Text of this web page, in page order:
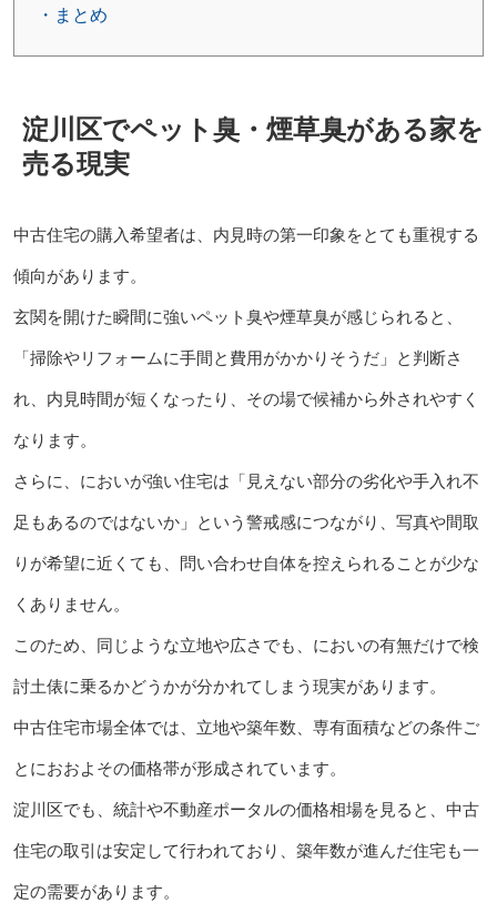
・まとめ
淀川区でペット臭・煙草臭がある家を
売る現実
中古住宅の購入希望者は、内見時の第一印象をとても重視する
傾向があります。
玄関を開けた瞬間に強いペット臭や煙草臭が感じられると、
「掃除やリフォームに手間と費用がかかりそうだ」と判断さ
れ、内見時間が短くなったり、その場で候補から外されやすく
なります。
さらに、においが強い住宅は「見えない部分の劣化や手入れ不
足もあるのではないか」という警戒感につながり、写真や間取
りが希望に近くても、問い合わせ自体を控えられることが少な
くありません。
このため、同じような立地や広さでも、においの有無だけで検
討土俵に乗るかどうかが分かれてしまう現実があります。
中古住宅市場全体では、立地や築年数、専有面積などの条件ご
とにおおよその価格帯が形成されています。
淀川区でも、統計や不動産ポータルの価格相場を見ると、中古
住宅の取引は安定して行われており、築年数が進んだ住宅も一
定の需要があります。